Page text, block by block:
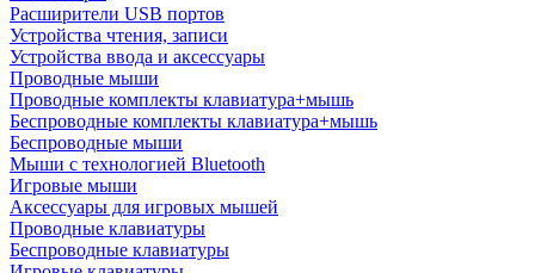
Расширители USB портов
Устройства чтения, записи
Устройства ввода и аксессуары
Проводные мыши
Проводные комплекты клавиатура+мышь
Беспроводные комплекты клавиатура+мышь
Беспроводные мыши
Мыши с технологией Bluetooth
Игровые мыши
Аксессуары для игровых мышей
Проводные клавиатуры
Беспроводные клавиатуры